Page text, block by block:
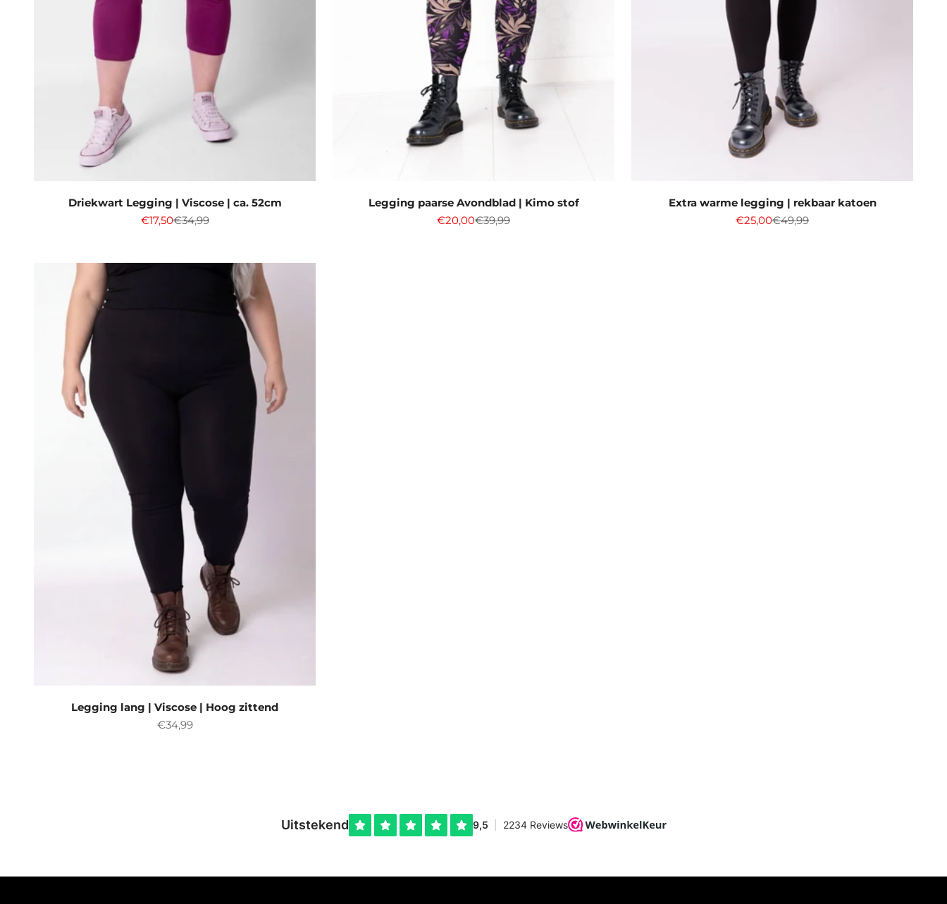
Driekwart Legging | Viscose | ca. 52cm
Aanbiedingsprijs
€17,50Normale prijs
€34,99
Legging paarse Avondblad | Kimo stof
Aanbiedingsprijs
€20,00Normale prijs
€39,99
Extra warme legging | rekbaar katoen
Aanbiedingsprijs
€25,00Normale prijs
€49,99
Legging lang | Viscose | Hoog zittend
Aanbiedingsprijs
€34,99